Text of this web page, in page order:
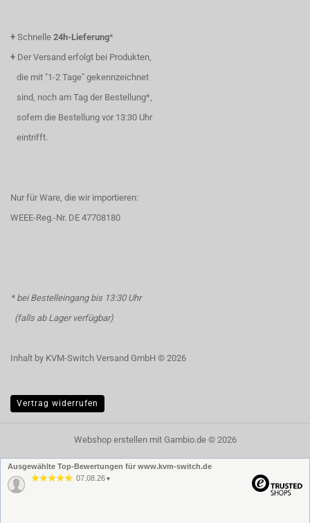
+ Schnelle 24h-Lieferung*
+ Der Versand erfolgt bei Produkten,
die mit "1-2 Tage" gekennzeichnet
sind, noch am Tag der Bestellung*,
sofern die Bestellung vor 13:30 Uhr
eintrifft.
Nur für Ware, die wir importieren:
WEEE-Reg.-Nr. DE 47708180
* bei Bestelleingang bis 13:30 Uhr
(falls ab Lager verfügbar)
Inhalt by KVM-Switch Versand GmbH © 2026
Vertrag widerrufen
Webshop erstellenmit Gambio.de © 2026
Ausgewählte Top-Bewertungen für www.kvm-switch.de
07.08.26 ▼